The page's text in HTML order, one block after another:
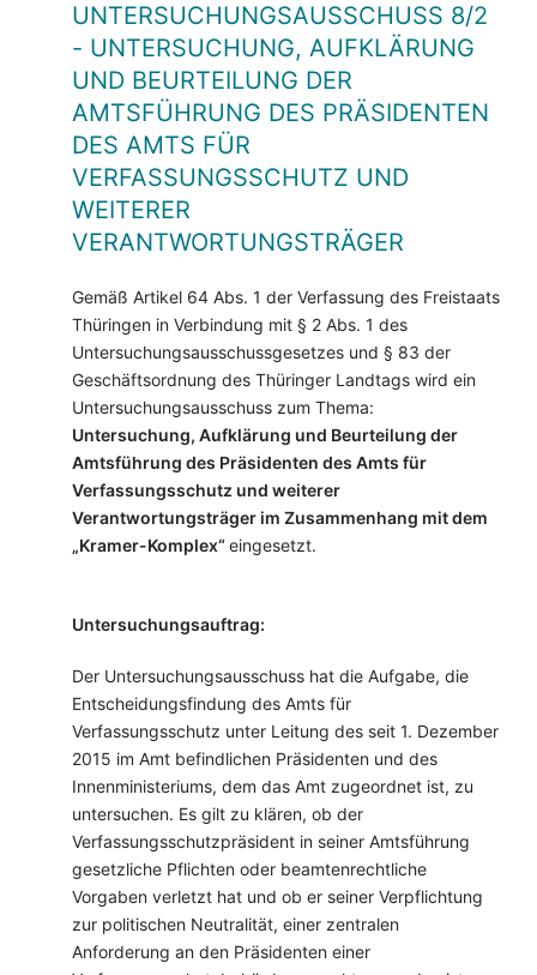
UNTERSUCHUNGSAUSSCHUSS 8/2
- UNTERSUCHUNG, AUFKLÄRUNG
UND BEURTEILUNG DER
AMTSFÜHRUNG DES PRÄSIDENTEN
DES AMTS FÜR
VERFASSUNGSSCHUTZ UND
WEITERER
VERANTWORTUNGSTRÄGER
Gemäß Artikel 64 Abs. 1 der Verfassung des Freistaats
Thüringen in Verbindung mit § 2 Abs. 1 des
Untersuchungsausschussgesetzes und § 83 der
Geschäftsordnung des Thüringer Landtags wird ein
Untersuchungsausschuss zum Thema:
Untersuchung, Aufklärung und Beurteilung der
Amtsführung des Präsidenten des Amts für
Verfassungsschutz und weiterer
Verantwortungsträger im Zusammenhang mit dem
„Kramer-Komplex“eingesetzt.
Untersuchungsauftrag:
Der Untersuchungsausschuss hat die Aufgabe, die
Entscheidungsfindung des Amts für
Verfassungsschutz unter Leitung des seit 1. Dezember
2015 im Amt befindlichen Präsidenten und des
Innenministeriums, dem das Amt zugeordnet ist, zu
untersuchen. Es gilt zu klären, ob der
Verfassungsschutzpräsident in seiner Amtsführung
gesetzliche Pflichten oder beamtenrechtliche
Vorgaben verletzt hat und ob er seiner Verpflichtung
zur politischen Neutralität, einer zentralen
Anforderung an den Präsidenten einer